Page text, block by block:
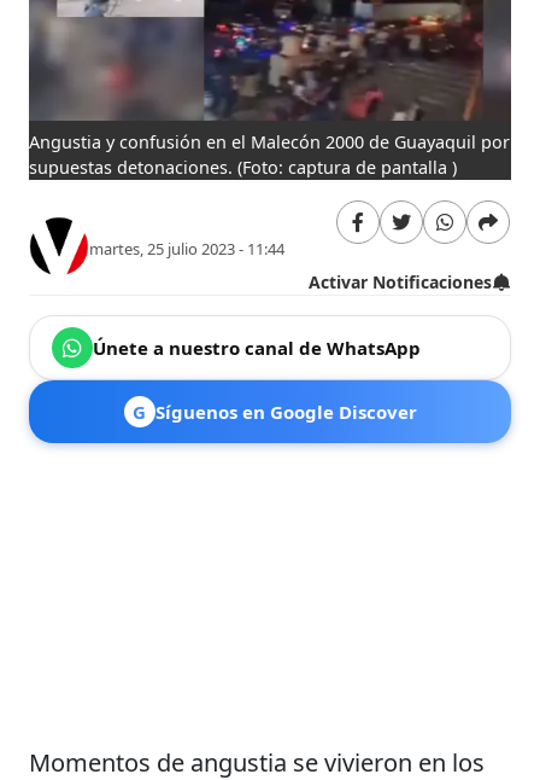
Angustia y confusión en el Malecón 2000 de Guayaquil por
supuestas detonaciones. (Foto: captura de pantalla )
martes, 25 julio 2023 - 11:44
Activar Notificaciones
Únete a nuestro canal de WhatsApp
G Síguenos en Google Discover
Momentos de angustia se vivieron en los